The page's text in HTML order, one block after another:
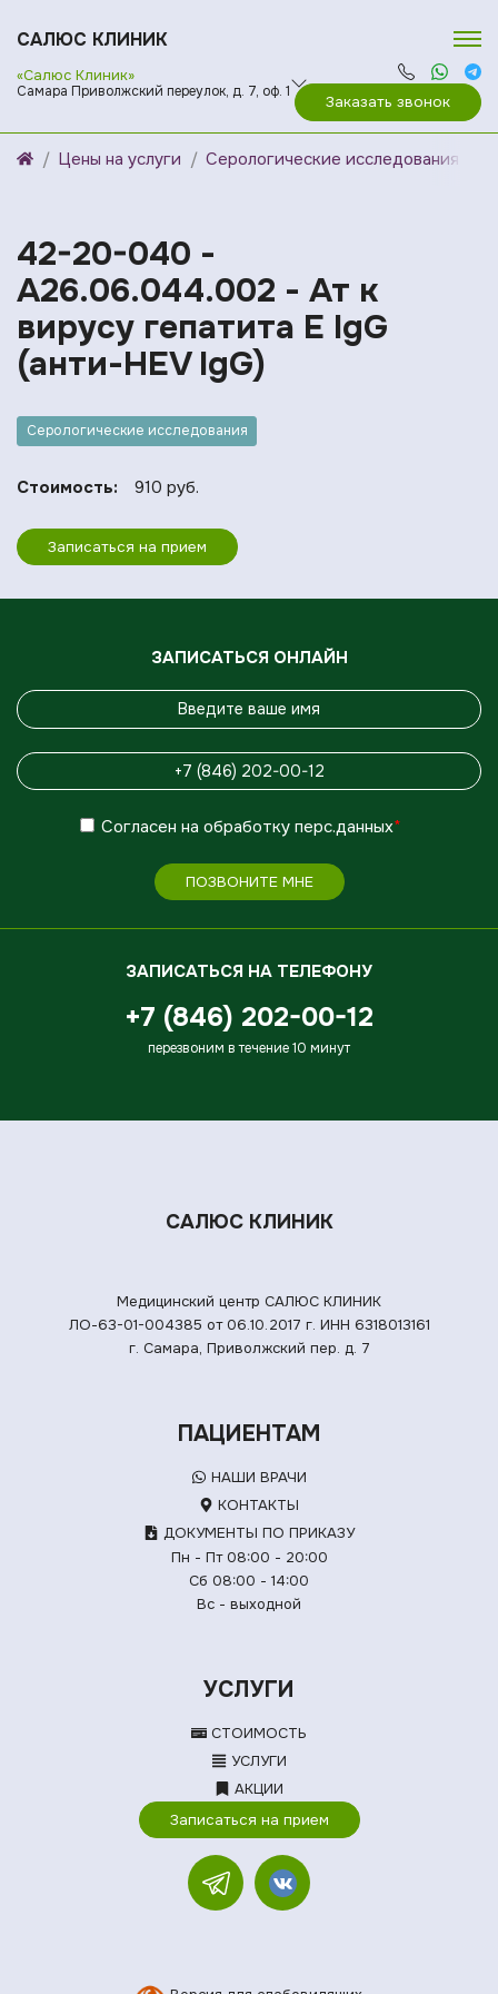
САЛЮС КЛИНИК
«Салюс Клиник»
Самара Приволжский переулок, д. 7, оф. 1
Заказать звонок
Цены на услуги Серологические исследования
42-20-040 -
A26.06.044.002 - Ат к
вирусу гепатита Е IgG
(анти-HEV IgG)
Серологические исследования
Стоимость: 910 руб.
Записаться на прием
ЗАПИСАТЬСЯ ОНЛАЙН
Согласен на обработку перс.данных*
ПОЗВОНИТЕ МНЕ
ЗАПИСАТЬСЯ НА ТЕЛЕФОНУ
+7 (846) 202-00-12
перезвоним в течение 10 минут
САЛЮС КЛИНИК
Медицинский центр САЛЮС КЛИНИК
ЛО-63-01-004385 от 06.10.2017 г. ИНН 6318013161
г. Самара, Приволжский пер. д. 7
ПАЦИЕНТАМ
НАШИ ВРАЧИ
КОНТАКТЫ
ДОКУМЕНТЫ ПО ПРИКАЗУ
Пн - Пт 08:00 - 20:00
Сб 08:00 - 14:00
Вс - выходной
УСЛУГИ
СТОИМОСТЬ
УСЛУГИ
АКЦИИ
Записаться на прием